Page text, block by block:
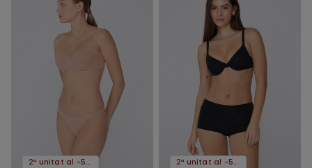
2ª unitat al -50% 2ª unitat al -50%